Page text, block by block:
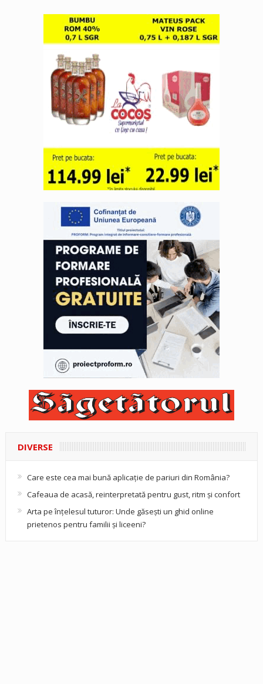
DIVERSE
Care este cea mai bună aplicație de pariuri din România?
Cafeaua de acasă, reinterpretată pentru gust, ritm și confort
Arta pe înțelesul tuturor: Unde găsești un ghid online
prietenos pentru familii și liceeni?